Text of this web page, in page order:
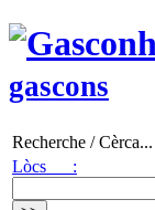
gascons
Recherche / Cèrca...
Lòcs :